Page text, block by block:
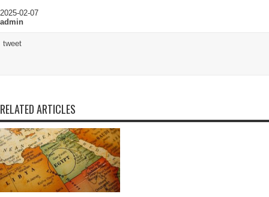
2025-02-07
admin
tweet
RELATED ARTICLES